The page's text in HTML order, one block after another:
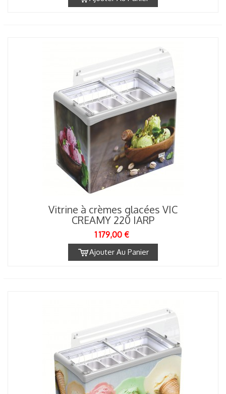
Vitrine à crèmes glacées VIC
CREAMY 220 IARP
1 179,00 €
Ajouter Au Panier